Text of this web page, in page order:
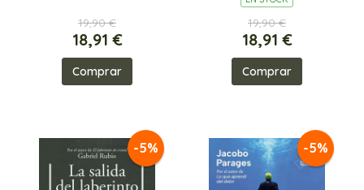
19,90 €
18,91 €
Comprar
19,90 €
18,91 €
Comprar
-5% -5%